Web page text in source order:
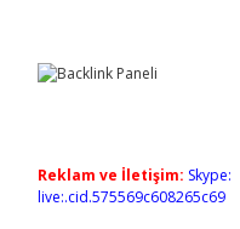
Reklam ve İletişim: Skype:
live:.cid.575569c608265c69